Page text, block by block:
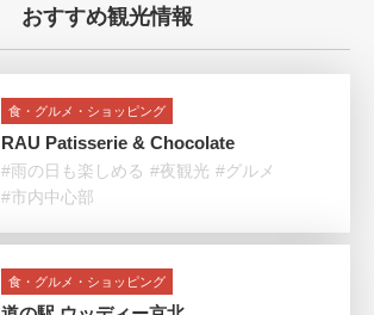
おすすめ観光情報
食・グルメ・ショッピング
RAU Patisserie & Chocolate
#雨の日も楽しめる #夜観光 #グルメ
#市内中心部
食・グルメ・ショッピング